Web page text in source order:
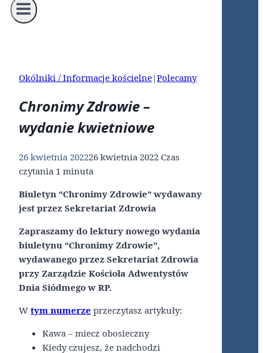
Okólniki / Informacje kościelne|Polecamy
Chronimy Zdrowie –
wydanie kwietniowe
26 kwietnia 202226 kwietnia 2022 Czas
czytania 1 minuta
Biuletyn “Chronimy Zdrowie” wydawany
jest przez Sekretariat Zdrowia
Zapraszamy do lektury nowego wydania
biuletynu “Chronimy Zdrowie”,
wydawanego przez Sekretariat Zdrowia
przy Zarządzie Kościoła Adwentystów
Dnia Siódmego w RP.
W tym numerze przeczytasz artykuły:
Kawa – miecz obosieczny
Kiedy czujesz, że nadchodzi